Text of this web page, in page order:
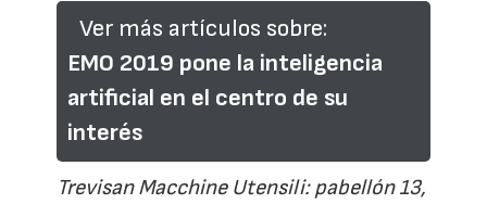
Ver más artículos sobre:
EMO 2019 pone la inteligencia
artificial en el centro de su
interés
Trevisan Macchine Utensili: pabellón 13,